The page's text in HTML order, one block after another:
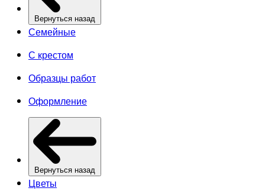
Вернуться назад
Семейные
С крестом
Образцы работ
Оформление
Вернуться назад
Цветы